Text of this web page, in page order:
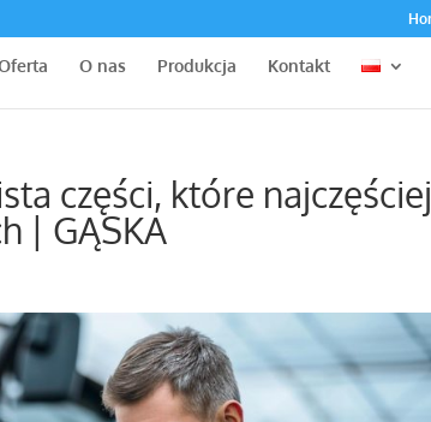
O nas Produkcja Kontakt
części, które najczęściej
| GĄSKA